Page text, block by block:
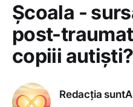
Școala -
post-
copiii autiști?
Redacția